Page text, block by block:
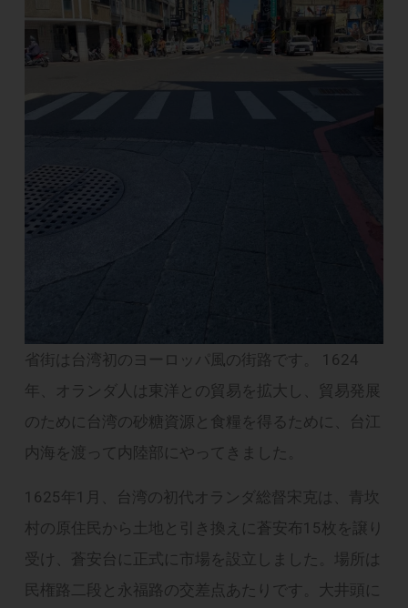
省街は台湾初のヨーロッパ風の街路です。 1624
年、オランダ人は東洋との貿易を拡大し、貿易発展
のために台湾の砂糖資源と食糧を得るために、台江
内海を渡って内陸部にやってきました。
1625年1月、台湾の初代オランダ総督宋克は、青坎
村の原住民から土地と引き換えに蒼安布15枚を譲り
受け、蒼安台に正式に市場を設立しました。場所は
民権路二段と永福路の交差点あたりです。大井頭に